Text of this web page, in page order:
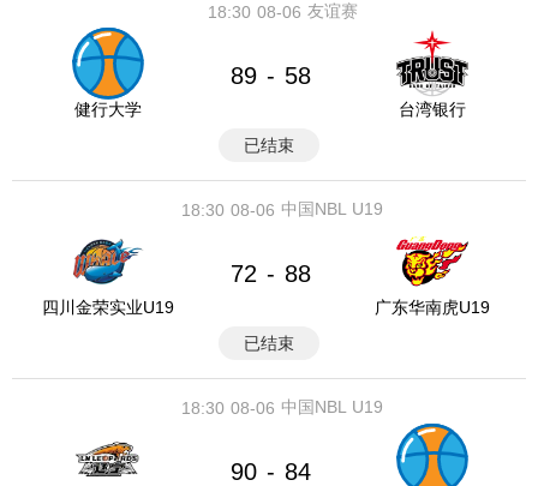
08-06
18:30 友谊赛
健行大学
89 - 58
台湾银行
已结束
08-06
18:30 中国NBL U19
四川金荣实业U19
72 - 88
广东华南虎U19
已结束
08-06
18:30 中国NBL U19
90 - 84